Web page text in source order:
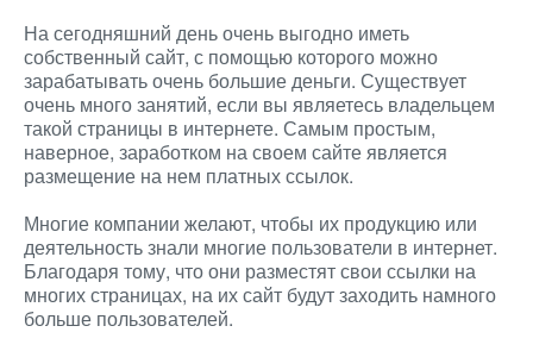
На сегодняшний день очень выгодно иметь
собственный сайт, с помощью которого можно
зарабатывать очень большие деньги. Существует
очень много занятий, если вы являетесь владельцем
такой страницы в интернете. Самым простым,
наверное, заработком на своем сайте является
размещение на нем платных ссылок.
Многие компании желают, чтобы их продукцию или
деятельность знали многие пользователи в интернет.
Благодаря тому, что они разместят свои ссылки на
многих страницах, на их сайт будут заходить намного
больше пользователей.